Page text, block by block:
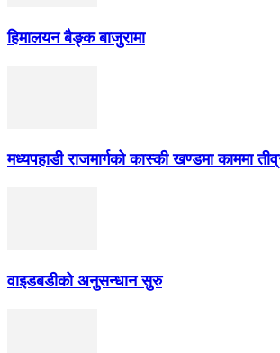
हिमालयन बैङ्क बाजुरामा
मध्यपहाडी राजमार्गको कास्की खण्डमा काममा
वाइडबडीको अनुसन्धान सुरु